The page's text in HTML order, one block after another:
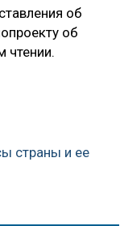
об
об
чтении.
страны и ее